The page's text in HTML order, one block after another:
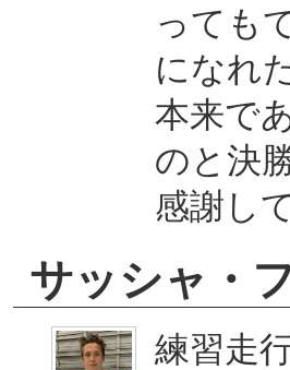
っても
になれ
本来で
のと決
感謝し
サッシャ・
練習走